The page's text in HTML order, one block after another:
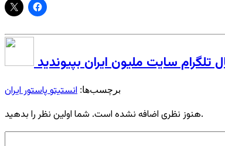
تلگرام سایت ملیون ایران بپیوندید
برچسب‌ها: انستیتو پاستور ایران
هنوز نظری اضافه نشده است. شما اولین نظر را بدهید.